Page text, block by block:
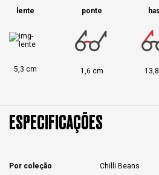
lente
5,3 cm
ponte
1,6 cm
ESPECIFICAÇÕES
Por coleção Chilli Beans